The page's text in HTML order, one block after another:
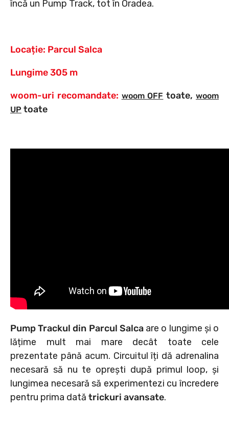
încă un Pump Track, tot în Oradea.
Locație: Parcul Salca
Lungime 305 m
woom-uri recomandate: woom OFF toate,woom
UP toate
Pump Trackul din Parcul Salcaare o lungime și o
lățime mult mai mare decât toate cele
prezentate până acum. Circuitul îți dă adrenalina
necesară să nu te oprești după primul loop, și
lungimea necesară să experimentezi cu încredere
pentru prima dată trickuri avansate.